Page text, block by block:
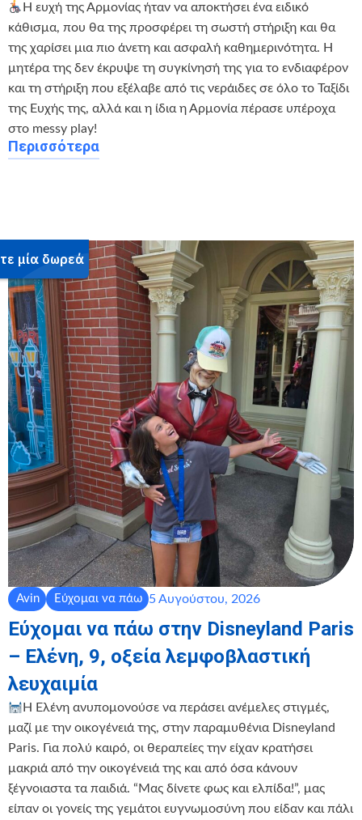
Η ευχή της Αρμονίας ήταν να αποκτήσει ένα ειδικό
κάθισμα, που θα της προσφέρει τη σωστή στήριξη και θα
της χαρίσει μια πιο άνετη και ασφαλή καθημερινότητα. Η
μητέρα της δεν έκρυψε τη συγκίνησή της για το ενδιαφέρον
και τη στήριξη που εξέλαβε από τις νεράιδες σε όλο το Ταξίδι
της Ευχής της, αλλά και η ίδια η Αρμονία πέρασε υπέροχα
στο messy play!
Περισσότερα
Avin Εύχομαι να πάω 5 Αυγούστου, 2026
Εύχομαι να πάω στην Disneyland Paris
– Ελένη, 9, οξεία λεμφοβλαστική
λευχαιμία
Η Ελένη ανυπομονούσε να περάσει ανέμελες στιγμές,
μαζί με την οικογένειά της, στην παραμυθένια Disneyland
Paris. Για πολύ καιρό, οι θεραπείες την είχαν κρατήσει
μακριά από την οικογένειά της και από όσα κάνουν
ξέγνοιαστα τα παιδιά. “Μας δίνετε φως και ελπίδα!”, μας
είπαν οι γονείς της γεμάτοι ευγνωμοσύνη που είδαν και πάλι